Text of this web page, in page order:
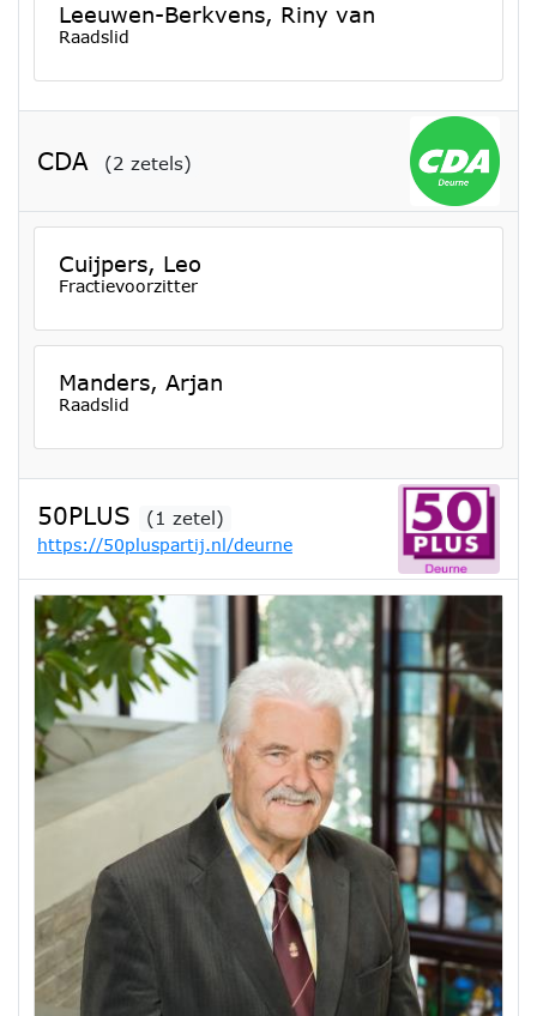
Leeuwen-Berkvens, Riny van
Raadslid
CDA (2 zetels)
Cuijpers, Leo
Fractievoorzitter
Manders, Arjan
Raadslid
50PLUS (1 zetel)
https://50pluspartij.nl/deurne